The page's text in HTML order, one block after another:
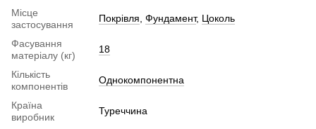
Місце
застосування
Покрівля Фундамент, Цоколь
Фасування
матеріалу (кг)
18
Кількість
компонентів
Однокомпонентна
Країна
виробник
Туреччина